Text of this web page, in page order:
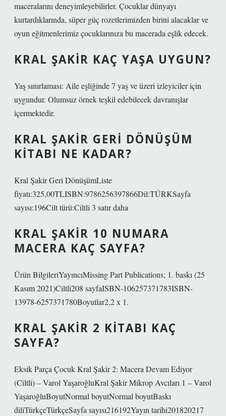
maceralarını deneyimleyebilirler. Çocuklar dünyayı
kurtardıklarında, süper güç rozetlerimizden birini alacaklar ve
oyun eğitmenlerimiz çocuklarınıza bu macerada eşlik edecek.
KRAL ŞAKIR KAÇ YAŞA UYGUN?
Yaş sınırlaması: Aile eşliğinde 7 yaş ve üzeri izleyiciler için
uygundur. Olumsuz örnek teşkil edebilecek davranışlar
içermektedir.
KRAL ŞAKIR GERI DÖNÜŞÜM
KITABI NE KADAR?
Kral Şakir Geri DönüşümListe
fiyatı:325,00TLISBN:9786256397866Dil:TÜRKSayfa
sayısı:196Cilt türü:Ciltli 3 satır daha
KRAL ŞAKIR 10 NUMARA
MACERA KAÇ SAYFA?
Ürün BilgileriYayıncıMissing Part Publications; 1. baskı (25
Kasım 2021)Ciltli‎208 sayfaISBN-10‎6257371783ISBN-
13‎978-6257371780Boyutlar‎2,2 x 1.
KRAL ŞAKIR 2 KITABI KAÇ
SAYFA?
Eksik Parça Çocuk Kral Şakir 2: Macera Devam Ediyor
(Ciltli) – Varol YaşaroğluKral Şakir Mikrop Avcıları 1 – Varol
YaşaroğluBoyutNormal boyutNormal boyutBaskı
diliTürkçeTürkçeSayfa sayısı216192Yayın tarihi201820217